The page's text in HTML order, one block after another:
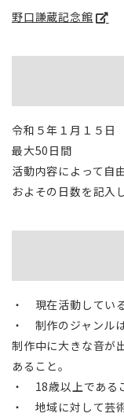
野口謙蔵記念館
令和５年１月１５日
最大50日間
活動内容によって自
およその日数を記入
・ 現在活動してい
・ 制作のジャンル
制作中に大きな音が
あること。
・ 18歳以上である
・ 地域に対して芸